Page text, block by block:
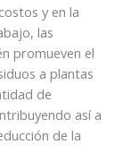
y en la
las
promueven el
a plantas
de
así a
de la